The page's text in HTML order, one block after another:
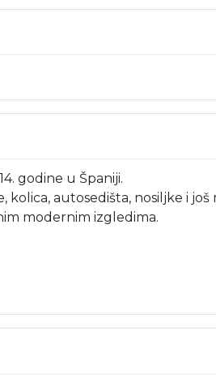
godine u Španiji.
autosedišta, nosiljke i još
modernim izgledima.